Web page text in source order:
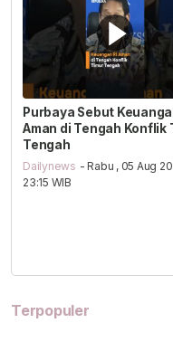
Purbaya Sebut
Aman di Tengah Konflik
Tengah
Dailynews - Rabu , 05 Aug
23:15 WIB
Terpopuler